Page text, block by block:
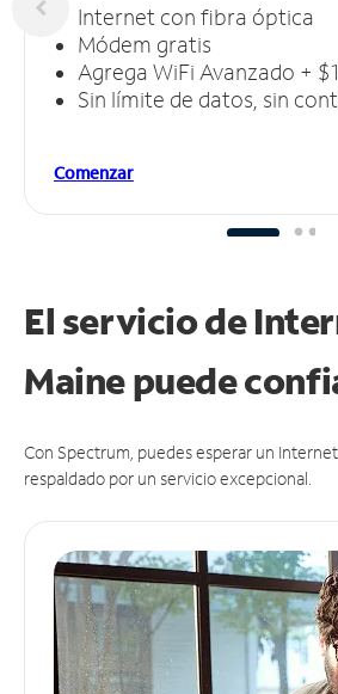
Internet con fibra óptica
Módem gratis
Agrega WiFi Avanzado +
Sin límite de datos, sin
Comenzar
El servicio de
Maine puede
Con Spectrum, puedes esperar un
respaldado por un servicio excepcional.